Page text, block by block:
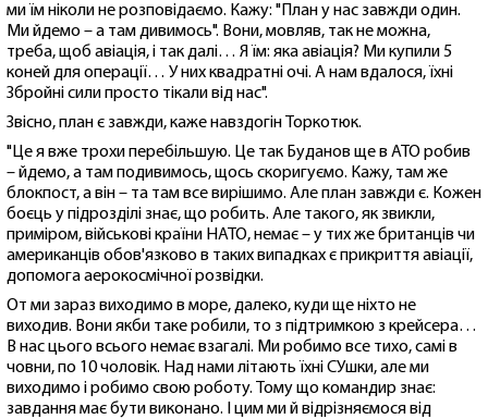
ми їм ніколи не розповідаємо. Кажу: "План у нас завжди один.
Ми йдемо – а там дивимось". Вони, мовляв, так не можна,
треба, щоб авіація, і так далі… Я їм: яка авіація? Ми купили 5
коней для операції… У них квадратні очі. А нам вдалося, їхні
Збройні сили просто тікали від нас".
Звісно, план є завжди, каже навздогін Торкотюк.
"Це я вже трохи перебільшую. Це так Буданов ще в АТО робив
– йдемо, а там подивимось, щось скоригуємо. Кажу, там же
блокпост, а він – та там все вирішимо. Але план завжди є. Кожен
боєць у підрозділі знає, що робить. Але такого, як звикли,
приміром, військові країни НАТО, немає – у тих же британців чи
американців обов'язково в таких випадках є прикриття авіації,
допомога аерокосмічної розвідки.
От ми зараз виходимо в море, далеко, куди ще ніхто не
виходив. Вони якби таке робили, то з підтримкою з крейсера…
В нас цього всього немає взагалі. Ми робимо все тихо, самі в
човни, по 10 чоловік. Над нами літають їхні СУшки, але ми
виходимо і робимо свою роботу. Тому що командир знає:
завдання має бути виконано. І цим ми й відрізняємося від